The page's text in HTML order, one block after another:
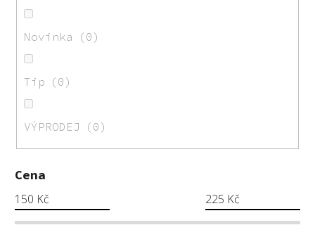
Novinka 0
Tip 0
VÝPRODEJ 0
Cena
150 Kč 225 Kč